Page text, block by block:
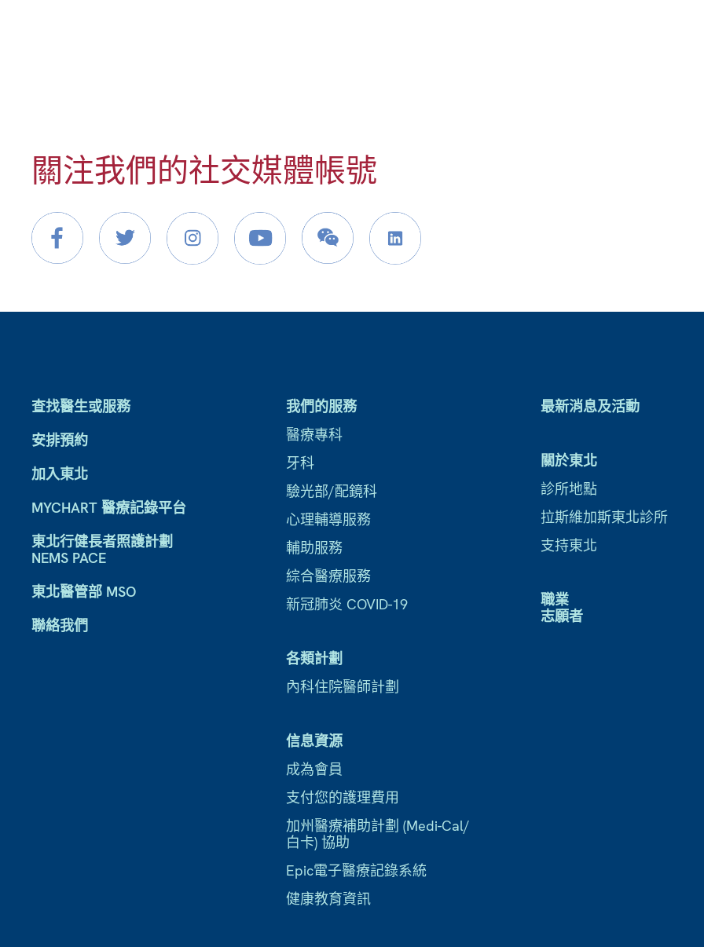
關注我們的社交媒體帳號
查找醫生或服務
安排預約
加入東北
MYCHART 醫療記錄平台
東北行健長者照護計劃
NEMS PACE
東北醫管部 MSO
聯絡我們
我們的服務
醫療專科
牙科
驗光部/配鏡科
心理輔導服務
輔助服務
綜合醫療服務
新冠肺炎 COVID-19
各類計劃
內科住院醫師計劃
信息資源
成為會員
支付您的護理費用
加州醫療補助計劃 (Medi-Cal/
白卡) 協助
Epic電子醫療記錄系統
健康教育資訊
最新消息及活動
關於東北
診所地點
拉斯維加斯東北診所
支持東北
職業
志願者